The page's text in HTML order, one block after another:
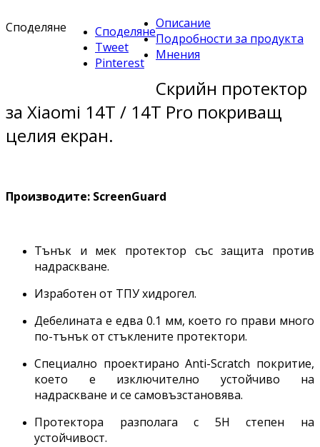
Споделяне
Споделяне
Tweet
Pinterest
Описание
Подробности за продукта
Мнения
Скрийн протектор
за Xiaomi 14T / 14T Pro покриващ
целия екран.
Производите: ScreenGuard
Тънък и мек протектор със защита против
надраскване.
Изработен от ТПУ хидрогел.
Дебелината е едва 0.1 мм, което го прави много
по-тънък от стъклените протектори.
Специално проектирано Anti-Scratch покритие,
което е изключително устойчиво на
надраскване и се самовъзстановява.
Протектора разполага с 5H степен на
устойчивост.